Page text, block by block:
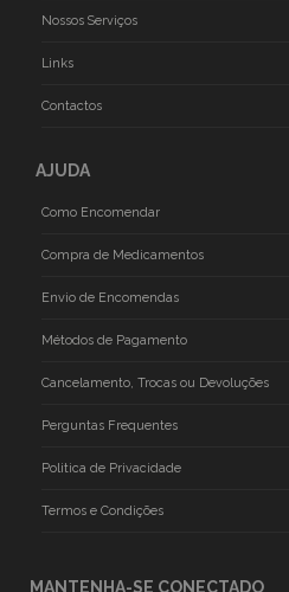
Nossos Serviços
Links
Contactos
AJUDA
Como Encomendar
Compra de Medicamentos
Envio de Encomendas
Métodos de Pagamento
Cancelamento, Trocas ou Devoluções
Perguntas Frequentes
Politica de Privacidade
Termos e Condições
MANTENHA-SE CONECTADO